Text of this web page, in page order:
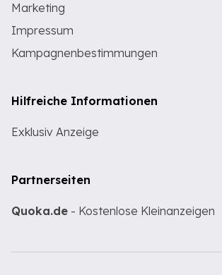
Marketing
Impressum
Kampagnenbestimmungen
Hilfreiche Informationen
Exklusiv Anzeige
Partnerseiten
Quoka.de - Kostenlose Kleinanzeigen